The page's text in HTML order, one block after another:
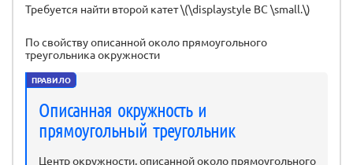
Требуется найти второй катет \(\displaystyle BC \small.\)
По свойству описанной около прямоугольного
треугольника окружности
ПРАВИЛО
Описанная окружность и
прямоугольный треугольник
Центр окружности, описанной около прямоугольного